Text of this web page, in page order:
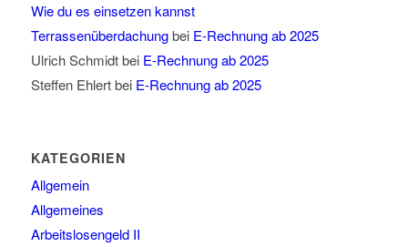
Wie du es einsetzen kannst
Terrassenüberdachungbei E-Rechnung ab 2025
Ulrich Schmidtbei E-Rechnung ab 2025
Steffen Ehlertbei E-Rechnung ab 2025
KATEGORIEN
Allgemein
Allgemeines
Arbeitslosengeld II